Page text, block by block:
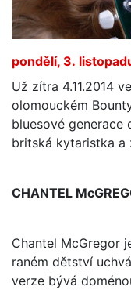
pondělí, 3.
Už zítra 4.11.2014
olomouckém
bluesové generace
britská kytaristka a
CHANTEL
Chantel McGregor
raném dětství
verze bývá